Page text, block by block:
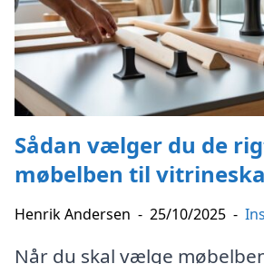
Sådan vælger du de
møbelben til
Henrik Andersen - 25/10/2025 -
Når du skal vælge